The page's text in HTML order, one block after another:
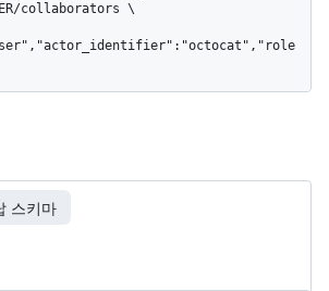
collaborators \
스키마